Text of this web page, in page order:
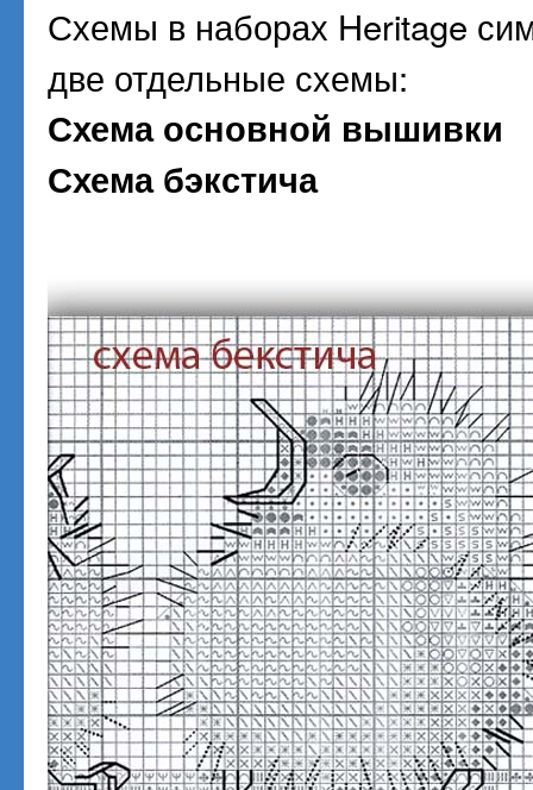
Схемы в наборах Heritage
две отдельные схемы:
Схема основной вышивки
Схема бэкстича